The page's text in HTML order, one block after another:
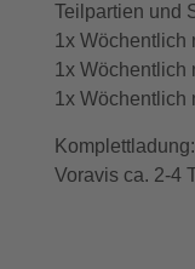
Teilpartien und
1x Wöchentlich
1x Wöchentlich
1x Wöchentlich
Komplettladung:
Voravis ca. 2-4